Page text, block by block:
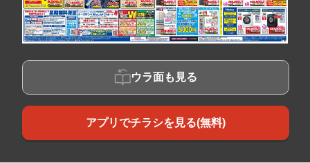
ウラ面も見る
アプリでチラシを見る(無料)